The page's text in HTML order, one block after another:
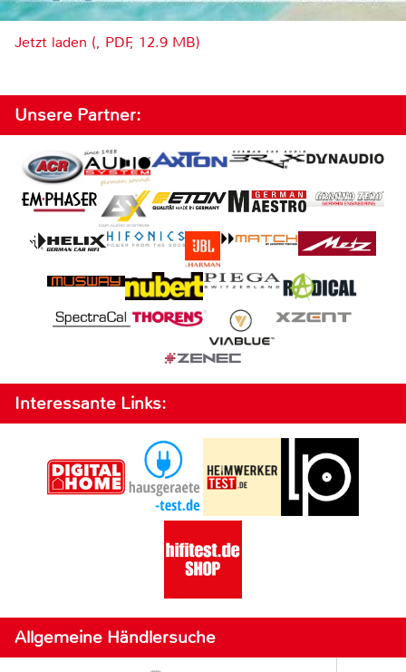
Jetzt laden (, PDF, 12.9 MB)
Unsere Partner:
Interessante Links:
Allgemeine Händlersuche